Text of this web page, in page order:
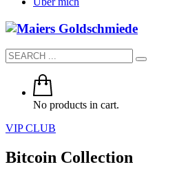
No products in cart.
VIP CLUB
Bitcoin Collection